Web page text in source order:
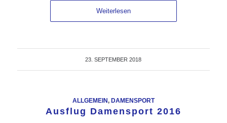
Weiterlesen
23. SEPTEMBER 2018
ALLGEMEIN, DAMENSPORT
Ausflug Damensport 2016